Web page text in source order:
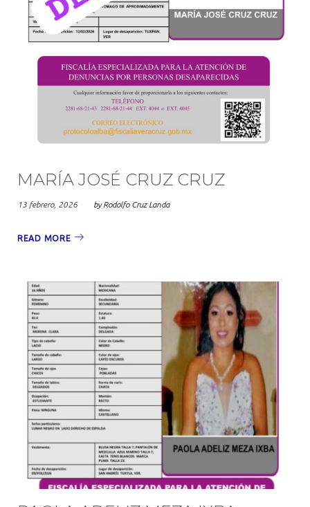
MARÍA JOSÉ CRUZ CRUZ
13 febrero, 2026 byRodolfo Cruz Landa
READ MORE